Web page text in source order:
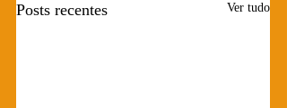
Posts recentes Ver tudo